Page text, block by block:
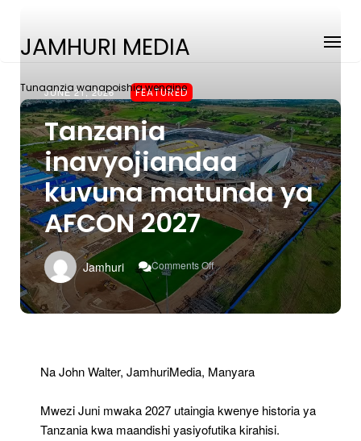
JAMHURI MEDIA
Tunaanzia wanapoishia wengine
JUNE 21, 2026 FEATURED
Tanzania
inavyojiandaa
kuvuna matunda ya
AFCON 2027
Jamhuri Comments Off
On
Tanzania
Inavyojiandaa
Kuvuna
2027
Na John Walter, JamhuriMedia, Manyara
Mwezi Juni mwaka 2027 utaingia kwenye historia ya
Tanzania kwa maandishi yasiyofutika kirahisi.